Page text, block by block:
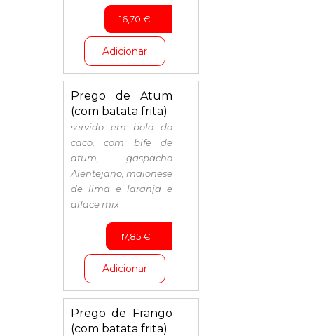
16,70 €
Adicionar
Prego de Atum
(com batata frita)
servido em bolo do
caco, com bife de
atum, gaspacho
Alentejano, maionese
de lima e laranja e
alface mix
17,85€
Adicionar
Prego de Frango
(com batata frita)